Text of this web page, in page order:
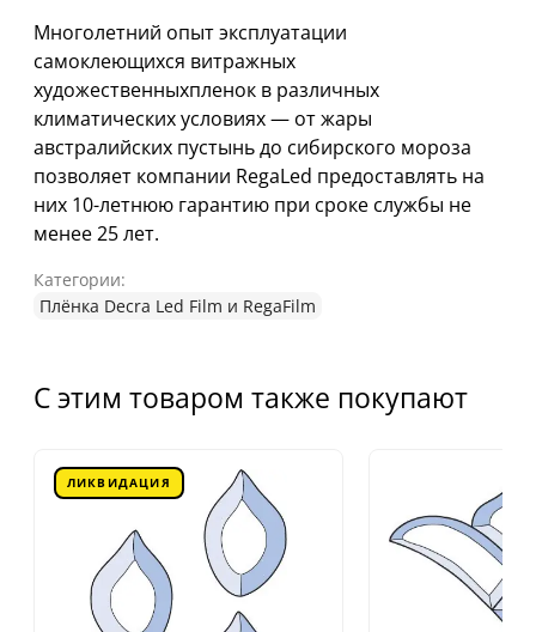
Многолетний опыт эксплуатации
самоклеющихся витражных
художественныхпленок в различных
климатических условиях — от жары
австралийских пустынь до сибирского мороза
позволяет компании RegaLed предоставлять на
них 10-летнюю гарантию при сроке службы не
менее 25 лет.
Категории:
Плёнка Decra Led Film и RegaFilm
С этим товаром также покупают
ЛИКВИДАЦИЯ